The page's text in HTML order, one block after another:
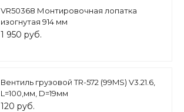
VR50368 Монтировочная лопатка
изогнутая 914 мм
1 950 руб.
Вентиль грузовой TR-572 (99MS) V3.21.6,
L=100,мм, D=19мм
120 руб.